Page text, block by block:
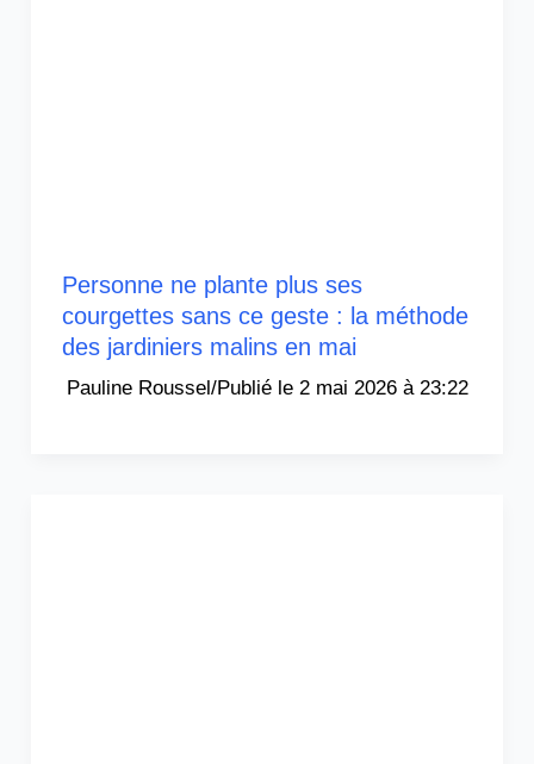
Personne ne plante plus ses
courgettes sans ce geste : la méthode
des jardiniers malins en mai
Pauline Roussel/ 2 mai 2026 à 23:22